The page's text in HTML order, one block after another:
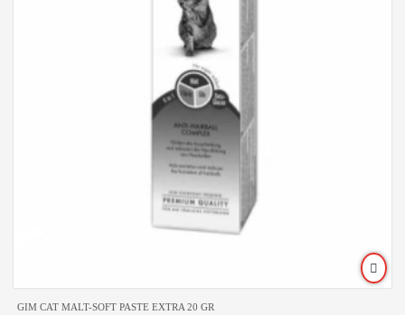
GIM CAT MALT-SOFT PASTE EXTRA 20 GR